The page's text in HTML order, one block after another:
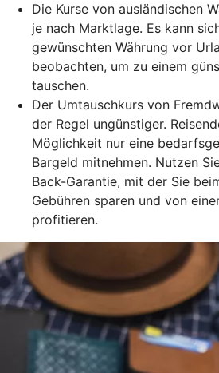
Die Kurse von ausländischen
je nach Marktlage. Es kann
gewünschten Währung vor
beobachten, um zu einem
tauschen.
Der Umtauschkurs von
der Regel ungünstiger.
Möglichkeit nur eine
Bargeld mitnehmen. Nutzen
Back-Garantie, mit der Sie
Gebühren sparen und von
profitieren.